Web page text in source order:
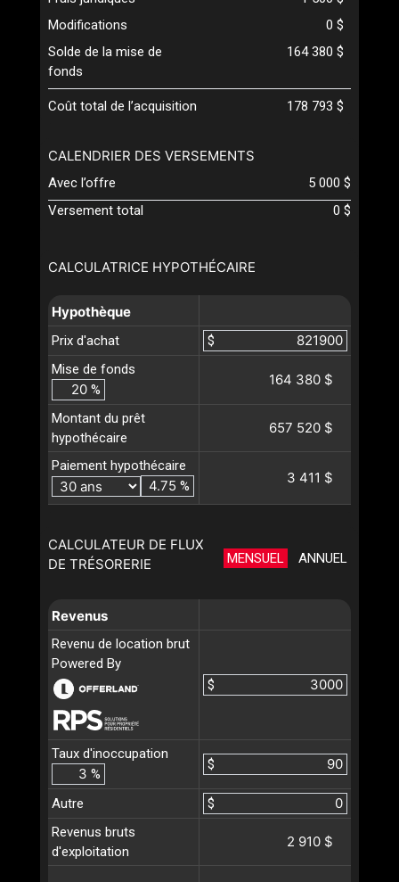
CALCULATRICE HYPOTHÉCAIRE
Hypothèque
Prix d'achat
$
Mise de fonds
%
164 380 $
Montant du prêt
hypothécaire
657 520 $
Paiement hypothécaire
%
3 411 $
CALCULATEUR DE FLUX
DE TRÉSORERIE
MENSUEL ANNUEL
Revenus
Revenu de location brut
Powered By
$
Taux d'inoccupation
%
$
Autre
$
Revenus bruts
d'exploitation
2 910 $
Modifications
0 $
Solde de la mise de
fonds
164 380 $
Coût total de l’acquisition 178 793 $
CALENDRIER DES VERSEMENTS
Avec l’offre
5 000 $
Versement total
0 $